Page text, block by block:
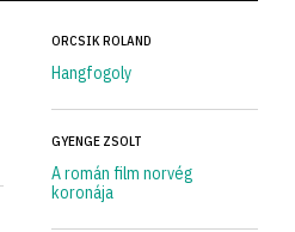
ORCSIK ROLAND
Hangfogoly
GYENGE ZSOLT
A román film norvég
koronája